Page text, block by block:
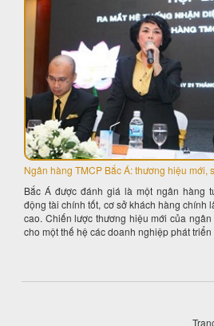
Ngân hàng TMCP Bắc Á: thương hiệu mới,
Bắc Á được đánh giá là một ngân hàng
động tài chính tốt, cơ sở khách hàng chính
cao. Chiến lược thương hiệu mới của
cho một thế hệ các doanh nghiệp phát